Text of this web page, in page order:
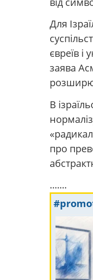
Для
євреїв і
заява
В
про
.......